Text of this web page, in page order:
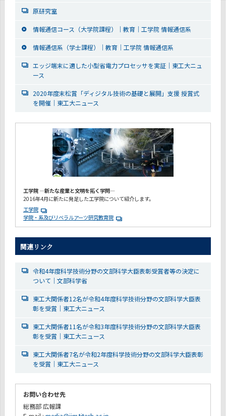
原研究室
情報通信コース（大学院課程）｜教育｜工学院 情報通信系
情報通信系（学士課程）｜教育｜工学院 情報通信系
エッジ端末に適した小型省電力プロセッサを実証｜東工大ニュ
ース
2020年度末松賞「ディジタル技術の基礎と展開」支援 授賞式
を開催｜東工大ニュース
工学院 ―新たな産業と文明を拓く学問―
2016年4月に新たに発足した工学院について紹介します。
工学院
学院・系及びリベラルアーツ研究教育院
関連リンク
令和4年度科学技術分野の文部科学大臣表彰受賞者等の決定に
ついて｜文部科学省
東工大関係者12名が令和4年度科学技術分野の文部科学大臣表
彰を受賞｜東工大ニュース
東工大関係者11名が令和3年度科学技術分野の文部科学大臣表
彰を受賞｜東工大ニュース
東工大関係者7名が令和2年度科学技術分野の文部科学大臣表彰
を受賞｜東工大ニュース
お問い合わせ先
総務部 広報課